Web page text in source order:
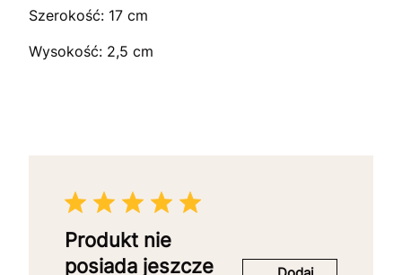
Szerokość: 17 cm
Wysokość: 2,5 cm
Produkt nie
posiada jeszcze